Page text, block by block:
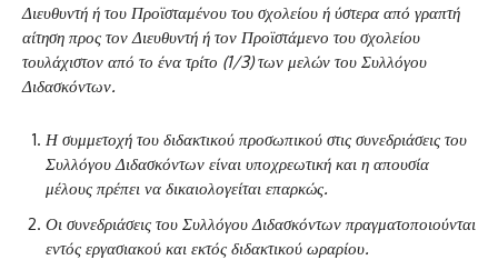
Διευθυντή ή του Προϊσταμένου του σχολείου ή ύστερα από γραπτή
αίτηση προς τον Διευθυντή ή τον Προϊστάμενο του σχολείου
τουλάχιστον από το ένα τρίτο (1/3) των μελών του Συλλόγου
Διδασκόντων.
Η συμμετοχή του διδακτικού προσωπικού στις συνεδριάσεις του
Συλλόγου Διδασκόντων είναι υποχρεωτική και η απουσία
μέλους πρέπει να δικαιολογείται επαρκώς.
Οι συνεδριάσεις του Συλλόγου Διδασκόντων πραγματοποιούνται
εντός εργασιακού και εκτός διδακτικού ωραρίου.